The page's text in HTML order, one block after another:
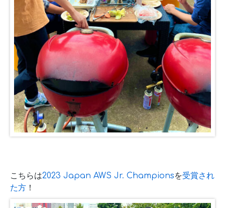
こちらは2023 Japan AWS Jr. Championsを受賞され
た方 ！